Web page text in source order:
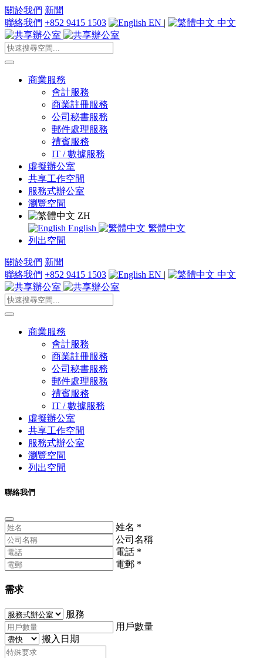
關於我們 新聞
聯絡我們 +852 9415 1503 EN | 中文
商業服務
會計服務
商業註冊服務
公司秘書服務
郵件處理服務
禮賓服務
IT / 數據服務
虛擬辦公室
共享工作空間
服務式辦公室
瀏覽空間
ZH
English
繁體中文
列出空間
關於我們 新聞
聯絡我們 +852 9415 1503 EN | 中文
商業服務
會計服務
商業註冊服務
公司秘書服務
郵件處理服務
禮賓服務
IT / 數據服務
虛擬辦公室
共享工作空間
服務式辦公室
瀏覽空間
列出空間
聯絡我們
姓名 *
公司名稱
電話 *
電郵 *
需求
服務
用戶數量
搬入日期